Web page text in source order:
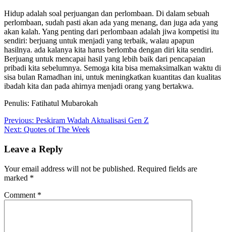
Hidup adalah soal perjuangan dan perlombaan. Di dalam sebuah
perlombaan, sudah pasti akan ada yang menang, dan juga ada yang
akan kalah. Yang penting dari perlombaan adalah jiwa kompetisi itu
sendiri: berjuang untuk menjadi yang terbaik, walau apapun
hasilnya. ada kalanya kita harus berlomba dengan diri kita sendiri.
Berjuang untuk mencapai hasil yang lebih baik dari pencapaian
pribadi kita sebelumnya. Semoga kita bisa memaksimalkan waktu di
sisa bulan Ramadhan ini, untuk meningkatkan kuantitas dan kualitas
ibadah kita dan pada ahirnya menjadi orang yang bertakwa.
Penulis: Fatihatul Mubarokah
Post
navigation
Previous: Peskiram Wadah Aktualisasi Gen Z
Next: Quotes of The Week
Leave a Reply
Your email address will not be published. Required fields are
marked *
Comment *